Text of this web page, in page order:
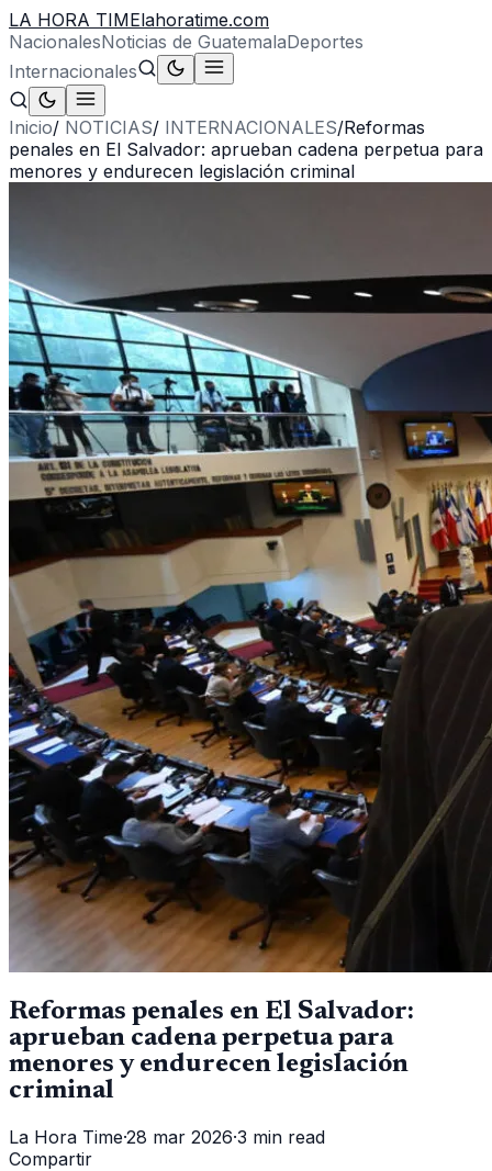
LA HORA TIMElahoratime.com
NacionalesNoticias de GuatemalaDeportes
Internacionales
Inicio/ NOTICIAS/ INTERNACIONALES/Reformas
penales en El Salvador: aprueban cadena perpetua para
menores y endurecen legislación criminal
Reformas penales en El Salvador:
aprueban cadena perpetua para
menores y endurecen legislación
criminal
La Hora Time·28 mar 2026·3 min read
Compartir